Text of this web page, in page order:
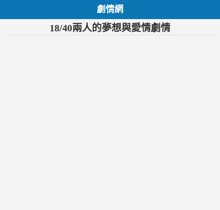
劇情網
18/40兩人的夢想與愛情劇情